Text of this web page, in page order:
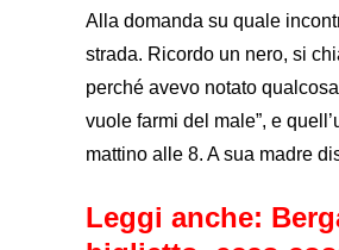
Alla domanda su quale
strada. Ricordo un nero, si
perché avevo notato
vuole farmi del male”, e
mattino alle 8. A sua madre
Leggi anche: